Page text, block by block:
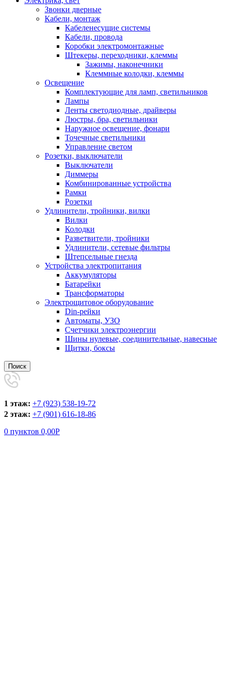
Звонки дверные
Кабели, монтаж
Кабеленесущие системы
Кабели, провода
Коробки электромонтажные
Штекеры, переходники, клеммы
Зажимы, наконечники
Клеммные колодки, клеммы
Освещение
Комплектующие для ламп, светильников
Лампы
Ленты светодиодные, драйверы
Люстры, бра, светильники
Наружное освещение, фонари
Точечные светильники
Управление светом
Розетки, выключатели
Выключатели
Диммеры
Комбинированные устройства
Рамки
Розетки
Удлинители, тройники, вилки
Вилки
Колодки
Разветвители, тройники
Удлинители, сетевые фильтры
Штепсельные гнезда
Устройства электропитания
Аккумуляторы
Батарейки
Трансформаторы
Электрощитовое оборудование
Din-рейки
Автоматы, УЗО
Счетчики электроэнергии
Шины нулевые, соединительные, навесные
Щитки, боксы
Поиск
1 этаж: +7 (923) 538-19-72
2 этаж: +7 (901) 616-18-86
0 пунктов 0,00Р